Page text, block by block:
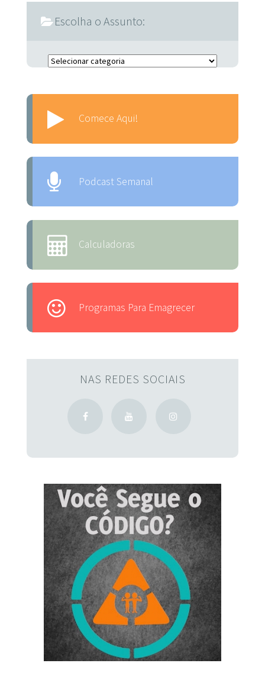
Escolha o Assunto:
Escolha o Assunto:
Comece Aqui!
Podcast Semanal
Calculadoras
Programas Para Emagrecer
NAS REDES SOCIAIS